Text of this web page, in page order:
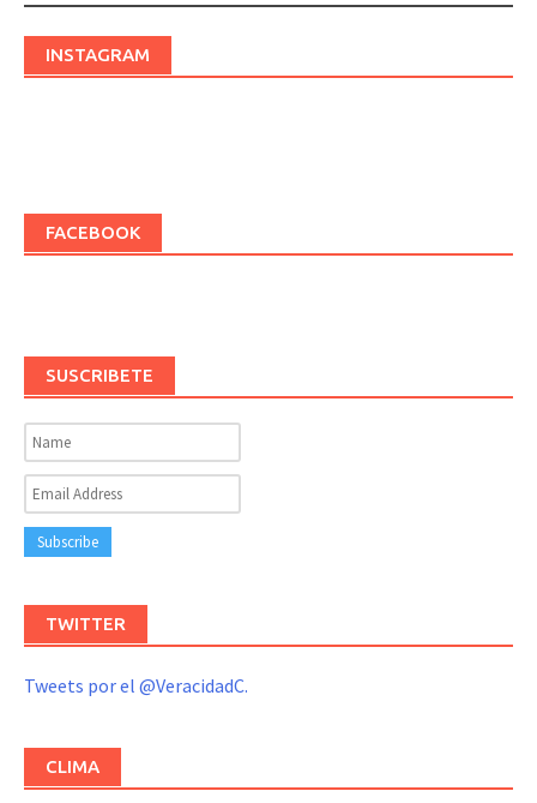
INSTAGRAM
FACEBOOK
SUSCRIBETE
TWITTER
Tweets por el @VeracidadC.
CLIMA